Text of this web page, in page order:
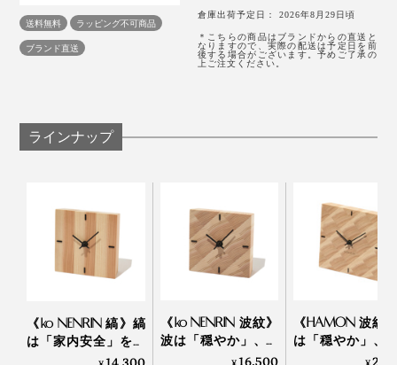
写真は、本品の「YAGASURI（矢絣）」
タテ・ヨコ約17.5cmの正方形で、置き時計にも、壁掛
け時計にも、ちょうどいいサイズです。
探すのは、簡単ではありませんでした。
「探しては切って、探しては切ってのくり返し。木が見
を、何度も試行錯誤して、やっとできあがりました」
（實松さん）
木目のそろった美しさは、まるで、小さな絵画のよう。
リビングのコーナーや、ベッドサイド、玄関、ダイニン
送料無料
ラッピング不可商品
ブランド直送
倉庫出荷予定日： 2026年8月29日頃
＊こちらの商品はブランドからの直送と
なりますので、実際の配送は予定日を前
後する場合がございます。予めご了承の
上ご注文ください。
ラインナップ
《ko NENRIN 縞》縞
は「家内安全」を、
波は「穏やか」を願
《ko NENRIN 波紋》
波は「穏やか」、縞
は「家内安全」を願
《HAMON 波紋
は「穏やか」、
は「繁栄」を願っ